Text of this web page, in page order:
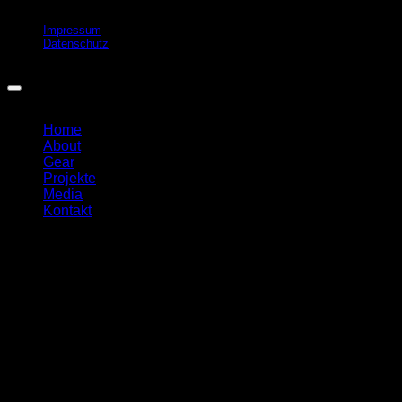
Impressum
Datenschutz
Home
About
Gear
Projekte
Media
Kontakt